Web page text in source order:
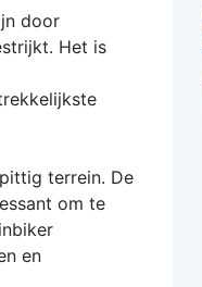
door
Het is
terrein. De
om te
en